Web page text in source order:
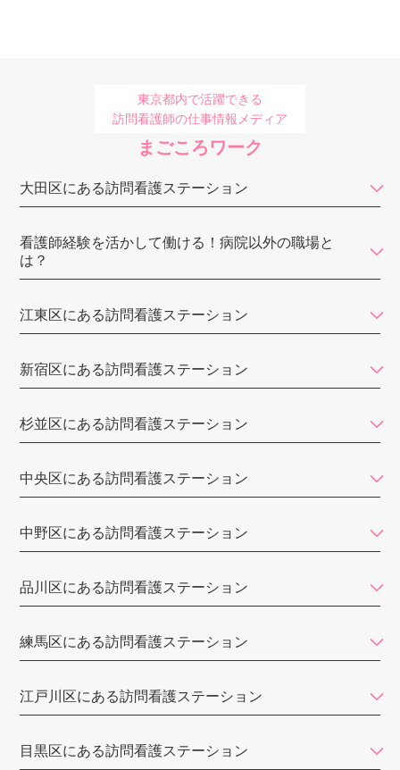
訪問看護ステーションはな
スマイル優訪問看護ステーション
あわーず訪問看護リハビリステーション
マハロ豊洲訪問看護リハビリステーション
訪問看護ステーション
医師会立中央区訪問看護ステーション
訪問看護ステーションSUN
訪問看護ステーション春
ケアセンター エーデルワイス
グッドライフケア
てとめ訪問看護ステーション江戸川
東京都内で活躍できる
訪問看護師の仕事情報メディア
まごころワーク
大田区にある訪問看護ステーション
看護師経験を活かして働ける！病院以外の職場と
は？
江東区にある訪問看護ステーション
新宿区にある訪問看護ステーション
杉並区にある訪問看護ステーション
中央区にある訪問看護ステーション
中野区にある訪問看護ステーション
品川区にある訪問看護ステーション
練馬区にある訪問看護ステーション
江戸川区にある訪問看護ステーション
目黒区にある訪問看護ステーション